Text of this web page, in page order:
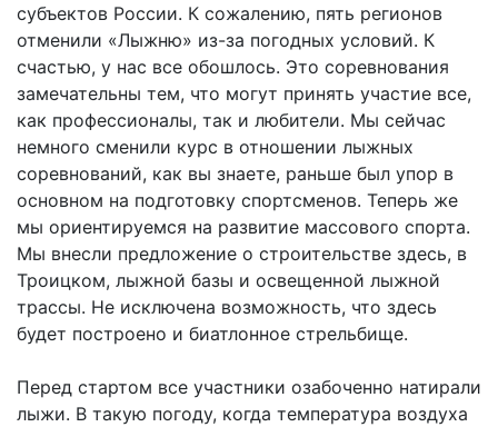
субъектов России. К сожалению, пять регионов
отменили «Лыжню» из-за погодных условий. К
счастью, у нас все обошлось. Это соревнования
замечательны тем, что могут принять участие все,
как профессионалы, так и любители. Мы сейчас
немного сменили курс в отношении лыжных
соревнований, как вы знаете, раньше был упор в
основном на подготовку спортсменов. Теперь же
мы ориентируемся на развитие массового спорта.
Мы внесли предложение о строительстве здесь, в
Троицком, лыжной базы и освещенной лыжной
трассы. Не исключена возможность, что здесь
будет построено и биатлонное стрельбище.
Перед стартом все участники озабоченно натирали
лыжи. В такую погоду, когда температура воздуха